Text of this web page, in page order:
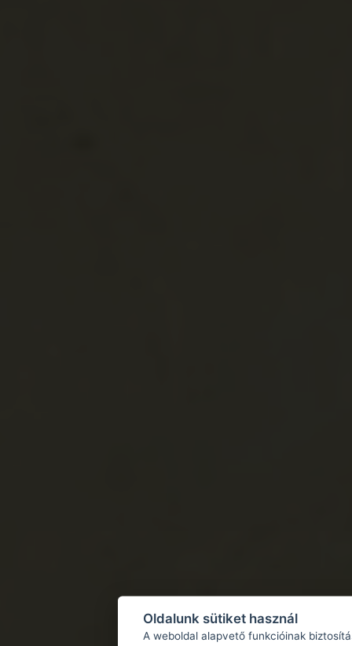
Oldalunk sütiket használ
A weboldal alapvető funkcióinak